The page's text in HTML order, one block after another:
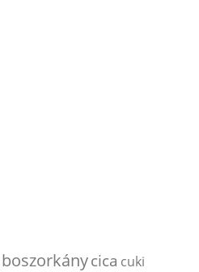
boszorkánycica cuki